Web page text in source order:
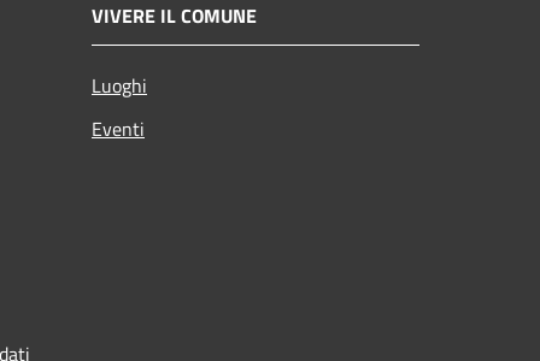
VIVERE IL COMUNE
Luoghi
Eventi